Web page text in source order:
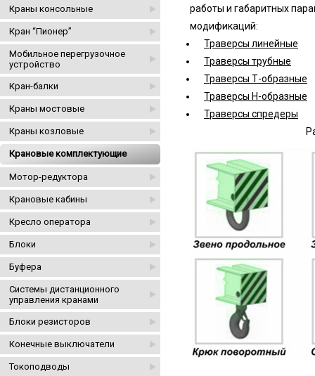
Краны консольные
Кран “Пионер”
Мобильное перегрузочное
устройство
Кран-балки
Краны мостовые
Краны козловые
Крановые комплектующие
Мотор-редуктора
Крановые кабины
Кресло оператора
Блоки
Буфера
Системы дистанционного
управления кранами
Блоки резисторов
Конечные выключатели
Токоподводы
работы и габаритных
модификаций:
Траверсы линейные
Траверсы трубные
Траверсы Т-образные
Траверсы Н-образные
Траверсы спредеры